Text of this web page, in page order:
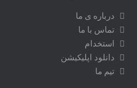
درباره ی ما
تماس با ما
استخدام
دانلود اپلیکیشن
تیم ما